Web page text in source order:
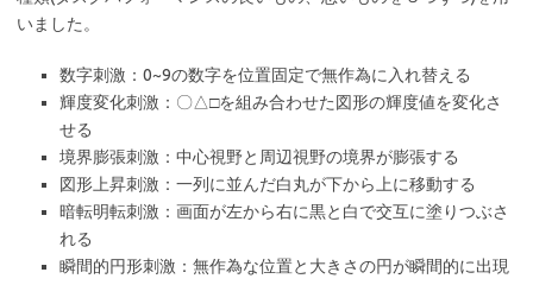
いました。
数字刺激：0~9の数字を位置固定で無作為に入れ替える
輝度変化刺激：〇△□を組み合わせた図形の輝度値を変化さ
せる
境界膨張刺激：中心視野と周辺視野の境界が膨張する
図形上昇刺激：一列に並んだ白丸が下から上に移動する
暗転明転刺激：画面が左から右に黒と白で交互に塗りつぶさ
れる
瞬間的円形刺激：無作為な位置と大きさの円が瞬間的に出現